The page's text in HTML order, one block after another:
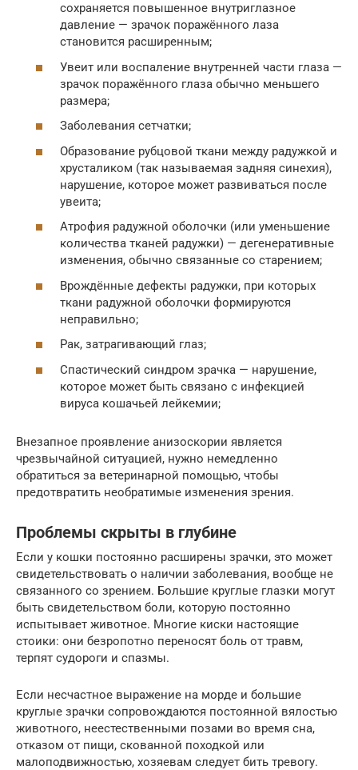
сохраняется повышенное внутриглазное
давление — зрачок поражённого лаза
становится расширенным;
Увеит или воспаление внутренней части глаза —
зрачок поражённого глаза обычно меньшего
размера;
Заболевания сетчатки;
Образование рубцовой ткани между радужкой и
хрусталиком (так называемая задняя синехия),
нарушение, которое может развиваться после
увеита;
Атрофия радужной оболочки (или уменьшение
количества тканей радужки) — дегенеративные
изменения, обычно связанные со старением;
Врождённые дефекты радужки, при которых
ткани радужной оболочки формируются
неправильно;
Рак, затрагивающий глаз;
Спастический синдром зрачка — нарушение,
которое может быть связано с инфекцией
вируса кошачьей лейкемии;
Внезапное проявление анизоскории является
чрезвычайной ситуацией, нужно немедленно
обратиться за ветеринарной помощью, чтобы
предотвратить необратимые изменения зрения.
Проблемы скрыты в глубине
Если у кошки постоянно расширены зрачки, это может
свидетельствовать о наличии заболевания, вообще не
связанного со зрением. Большие круглые глазки могут
быть свидетельством боли, которую постоянно
испытывает животное. Многие киски настоящие
стоики: они безропотно переносят боль от травм,
терпят судороги и спазмы.
Если несчастное выражение на морде и большие
круглые зрачки сопровождаются постоянной вялостью
животного, неестественными позами во время сна,
отказом от пищи, скованной походкой или
малоподвижностью, хозяевам следует бить тревогу.